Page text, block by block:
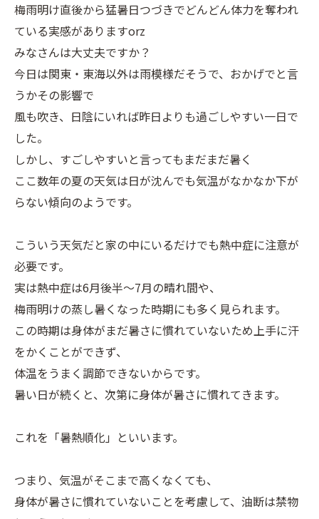
梅雨明け直後から猛暑日つづきでどんどん体力を奪われ
ている実感がありますorz
みなさんは大丈夫ですか？
今日は関東・東海以外は雨模様だそうで、おかげでと言
うかその影響で
風も吹き、日陰にいれば昨日よりも過ごしやすい一日で
した。
しかし、すごしやすいと言ってもまだまだ暑く
ここ数年の夏の天気は日が沈んでも気温がなかなか下が
らない傾向のようです。
こういう天気だと家の中にいるだけでも熱中症に注意が
必要です。
実は熱中症は6月後半～7月の晴れ間や、
梅雨明けの蒸し暑くなった時期にも多く見られます。
この時期は身体がまだ暑さに慣れていないため上手に汗
をかくことができず、
体温をうまく調節できないからです。
暑い日が続くと、次第に身体が暑さに慣れてきます。
これを「暑熱順化」といいます。
つまり、気温がそこまで高くなくても、
身体が暑さに慣れていないことを考慮して、油断は禁物